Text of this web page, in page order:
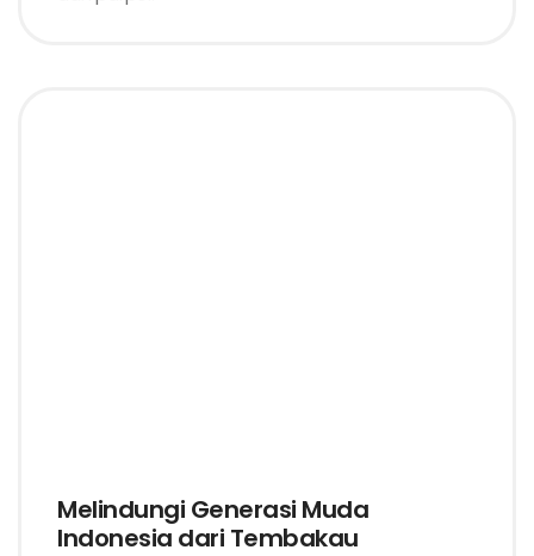
Melindungi Generasi Muda
Indonesia dari Tembakau